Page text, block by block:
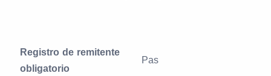
Registro de remitente
obligatorio
Pas